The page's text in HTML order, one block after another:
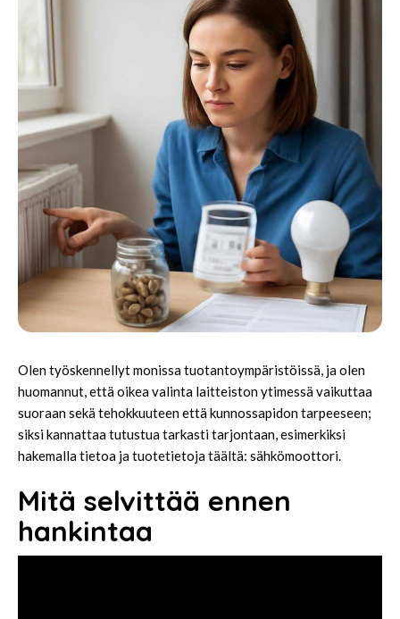
Olen työskennellyt monissa tuotantoympäristöissä, ja olen
huomannut, että oikea valinta laitteiston ytimessä vaikuttaa
suoraan sekä tehokkuuteen että kunnossapidon tarpeeseen;
siksi kannattaa tutustua tarkasti tarjontaan, esimerkiksi
hakemalla tietoa ja tuotetietoja täältä: sähkömoottori
Mitä selvittää ennen
hankintaa